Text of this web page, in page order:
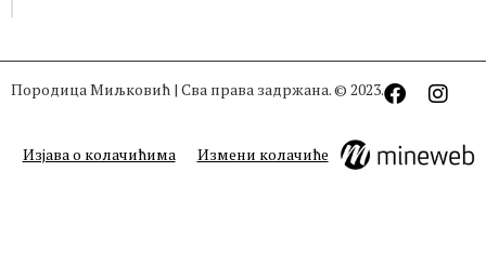
Породица Миљковић | Сва права задржана. © 2023.
Изјава о колачићима Измени колачиће